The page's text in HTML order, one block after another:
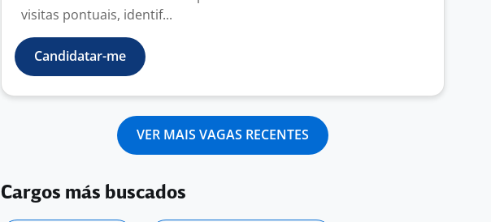
visitas pontuais, identif...
Candidatar-me
VER MAIS VAGAS RECENTES
Cargos más buscados